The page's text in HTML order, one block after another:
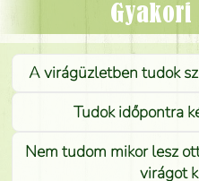
Gyakori
A virágüzletben tudok
Tudok időpontra
Nem tudom mikor lesz
virágot